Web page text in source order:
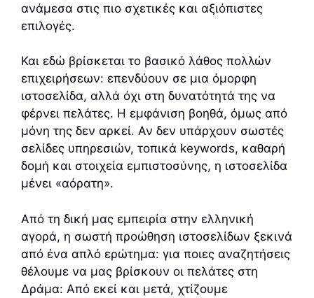
ανάμεσα στις πιο σχετικές και αξιόπιστες
επιλογές.
Και εδώ βρίσκεται το βασικό λάθος πολλών
επιχειρήσεων: επενδύουν σε μια όμορφη
ιστοσελίδα, αλλά όχι στη δυνατότητά της να
φέρνει πελάτες. Η εμφάνιση βοηθά, όμως από
μόνη της δεν αρκεί. Αν δεν υπάρχουν σωστές
σελίδες υπηρεσιών, τοπικά keywords, καθαρή
δομή και στοιχεία εμπιστοσύνης, η ιστοσελίδα
μένει «αόρατη».
Από τη δική μας εμπειρία στην ελληνική
αγορά, η σωστή προώθηση ιστοσελίδων ξεκινά
από ένα απλό ερώτημα: για ποιες αναζητήσεις
θέλουμε να μας βρίσκουν οι πελάτες στη
Δράμα: Από εκεί και μετά, χτίζουμε